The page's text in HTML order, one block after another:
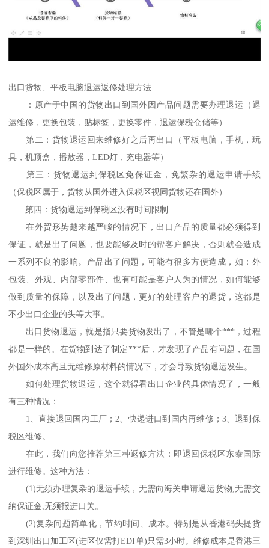
出口货物、平板电脑退运返修处理方法
：原产于中国的货物出口到国外因产品问题需要办理退运（退
运维修，更换包装，贴标签，更换零件，退运保税仓储等）
第二：货物退运回来维修好之后再出口（平板电脑，手机，玩
具，机顶盒，播放器，LED灯，充电器等）
第三：货物退运到保税区免保证金，免繁杂的退运申请手续
（保税区属于，货物从国外进入保税区视同货物还在国外）
第四：货物退运到保税区没有时间限制
在外贸形势越来越严峻的情况下，出口产品的质量都必须得到
保证，就是出了问题，也要能够及时的帮客户解决，否则就会造成
一系列不良的影响。产品出了问题，可能有很多方便造成，如：外
包装、外观、内部零部件、也有可能是客户人为的情况，如何能够
做到质量的保障，以及出了问题，更好的处理客户的退货，这都是
不少出口企业的头等大事。
出口货物退运，就是指只要货物发出了，不管是哪个***，过程
都是一样的。在货物到达了制定***后，才发现了产品有问题，在国
外国外成本高且无维修原材料的情况下，才会导致货物退运发生。
如何处理货物退运，这个就得看出口企业的具体情况了，一般
有三种情况：
1、直接退回国内工厂；2、快递进口到国内再维修；3、退到保
税区维修。
在此，我们向您推荐第三种返修方法：即退回保税区东泰国际
进行维修。这种方法：
(1)无须办理复杂的退运手续，无需向海关申请退运货物,无需交
纳保证金,无须报进口关。
(2)复杂问题简单化，节约时间、成本。特别是从香港码头提货
到深圳出口加工区(进区仅需打EDI单)只需3小时。维修成本是香港三